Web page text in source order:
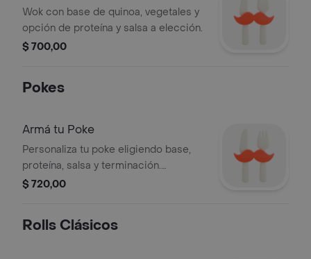
Wok con base de quinoa, vegetales y
opción de proteína y salsa a elección.
$ 700,00
Pokes
Armá tu Poke
Personaliza tu poke eligiendo base,
proteína, salsa y terminación.
Ingredientes visibles: palta, cebolla
$ 720,00
Rolls Clásicos